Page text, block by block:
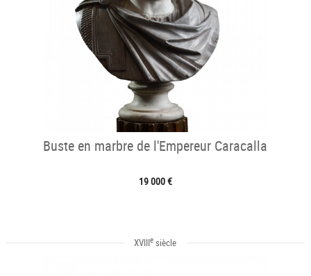
Buste en marbre de l'Empereur Caracalla
19 000 €
XVIIIe siècle